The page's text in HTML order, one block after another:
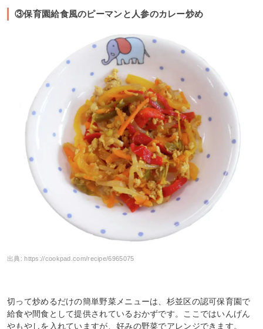
③保育園給食風のピーマンと人参のカレー炒め
出典:https://cookpad.com/recipe/6965075
切って炒めるだけの簡単野菜メニューは、杉並区の認可保育園で
給食や間食として提供されているおかずです。ここではいんげん
やもやしを入れていますが、好みの野菜でアレンジできます。